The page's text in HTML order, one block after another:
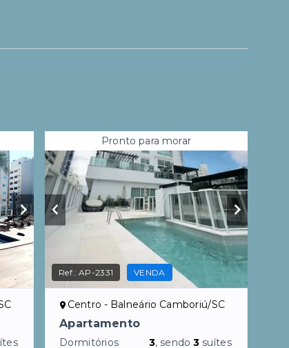
Pronto para morar
Ref.:AP-2331 VENDA
Centro - Balneário Camboriú/SC
Apartamento
Dormitórios 3, sendo3 suítes